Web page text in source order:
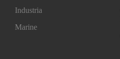
Industria
Marine